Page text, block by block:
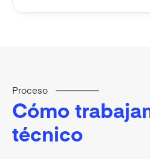
Proceso
Cómo
técnico